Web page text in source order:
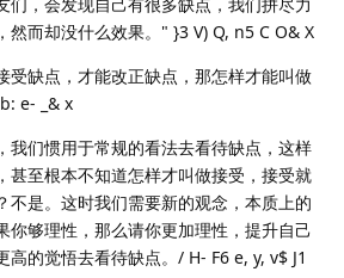
然而却没什么效果。" }3 V) Q, n5 C O& X
受缺点，才能改正缺点，那怎样才能叫做
e- _& x
我们惯用于常规的看法去看待缺点，这样
甚至根本不知道怎样才叫做接受，接受就
不是。这时我们需要新的观念，本质上的
你够理性，那么请你更加理性，提升自己
高的觉悟去看待缺点。/ H- F6 e, y, v$ J1